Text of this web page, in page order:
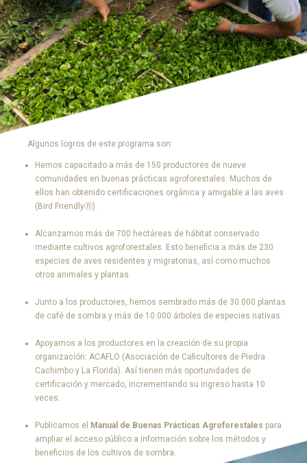
Algunos logros de este programa son:
Hemos capacitado a más de 150 productores de nueve
comunidades en buenas prácticas agroforestales. Muchos de
ellos han obtenido certificaciones orgánica y amigable a las aves
(Bird FriendlyⓇ).
Alcanzamos más de 700 hectáreas de hábitat conservado
mediante cultivos agroforestales. Esto beneficia a más de 230
especies de aves residentes y migratorias, así como muchos
otros animales y plantas.
Junto a los productores, hemos sembrado más de 30.000 plantas
de café de sombra y más de 10.000 árboles de especies nativas.
Apoyamos a los productores en la creación de su propia
organización: ACAFLO (Asociación de Caficultores de Piedra
Cachimbo y La Florida). Así tienen más oportunidades de
certificación y mercado, incrementando su ingreso hasta 10
veces.
Publicamos el Manual de Buenas Prácticas Agroforestales para
ampliar el acceso público a información sobre los métodos y
beneficios de los cultivos de sombra.